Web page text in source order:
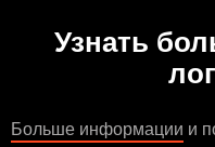
Узнать
Больше информации и